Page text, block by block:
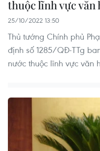
thuộc lĩnh vực văn
25/10/2022 13:50
Thủ tướng Chính phủ
định số 1285/QĐ-TTg
nước thuộc lĩnh vực văn